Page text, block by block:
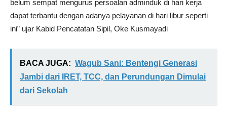
belum sempat mengurus persoalan adminduk di hari kerja
dapat terbantu dengan adanya pelayanan di hari libur seperti
ini” ujar Kabid Pencatatan Sipil, Oke Kusmayadi
BACA JUGA: Wagub Sani: Bentengi Generasi
Jambi dari IRET, TCC, dan Perundungan Dimulai
dari Sekolah